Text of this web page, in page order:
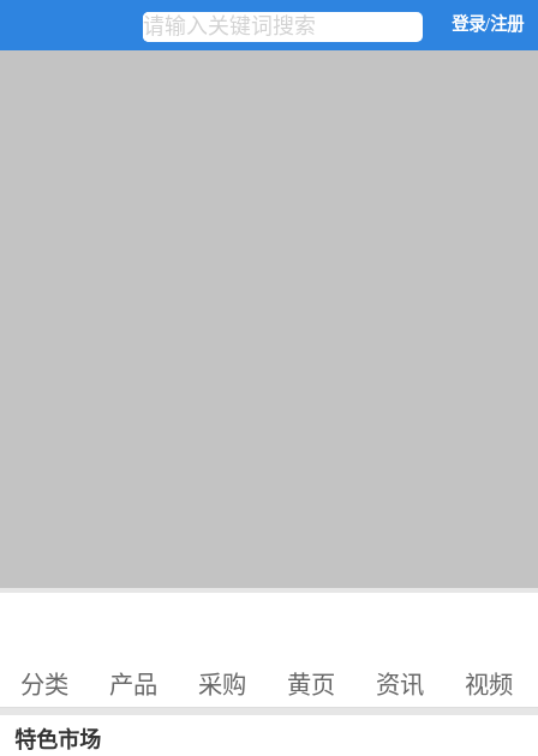
登录/注册
分类 产品 采购 黄页 资讯 视频
特色市场